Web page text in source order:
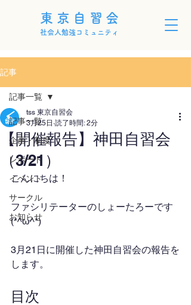
東京自習会
社会人勉強コミュニティ
記事
記事一覧
企画・制度
レポート
イベント
サークル
お知らせ
記事一覧
【開催報告】神田自習会
（3/21）
tss 東京自習会
3月25日 読了時間: 2分
こんにちは！
ファシリテーターのしょーたろーです
(*^ω^*)
3月21日に開催した神田自習会の報告を
します。
目次